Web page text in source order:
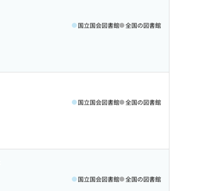
国立国会図書館 全国の図書館
国立国会図書館 全国の図書館
国立国会図書館 全国の図書館